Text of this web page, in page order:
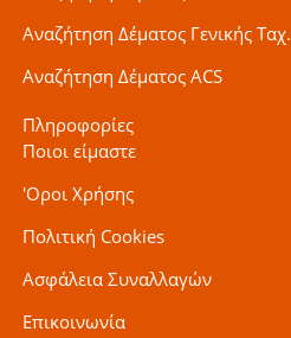
Αναζήτηση Δέματος Γενικής Ταχ.
Αναζήτηση Δέματος ACS
Πληροφορίες
Ποιοι είμαστε
'Οροι Χρήσης
Πολιτική Cookies
Ασφάλεια Συναλλαγών
Επικοινωνία